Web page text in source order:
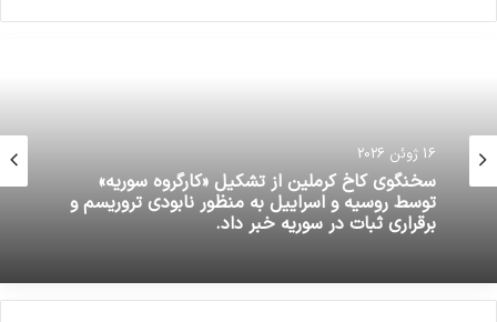
16 ژوئن 2026
سخنگوی کاخ کرملین از تشکیل «کارگروه سوریه»
توسط روسیه و اسراییل به منظور نابودی تروریسم و
برقراری ثبات در سوریه خبر داد.